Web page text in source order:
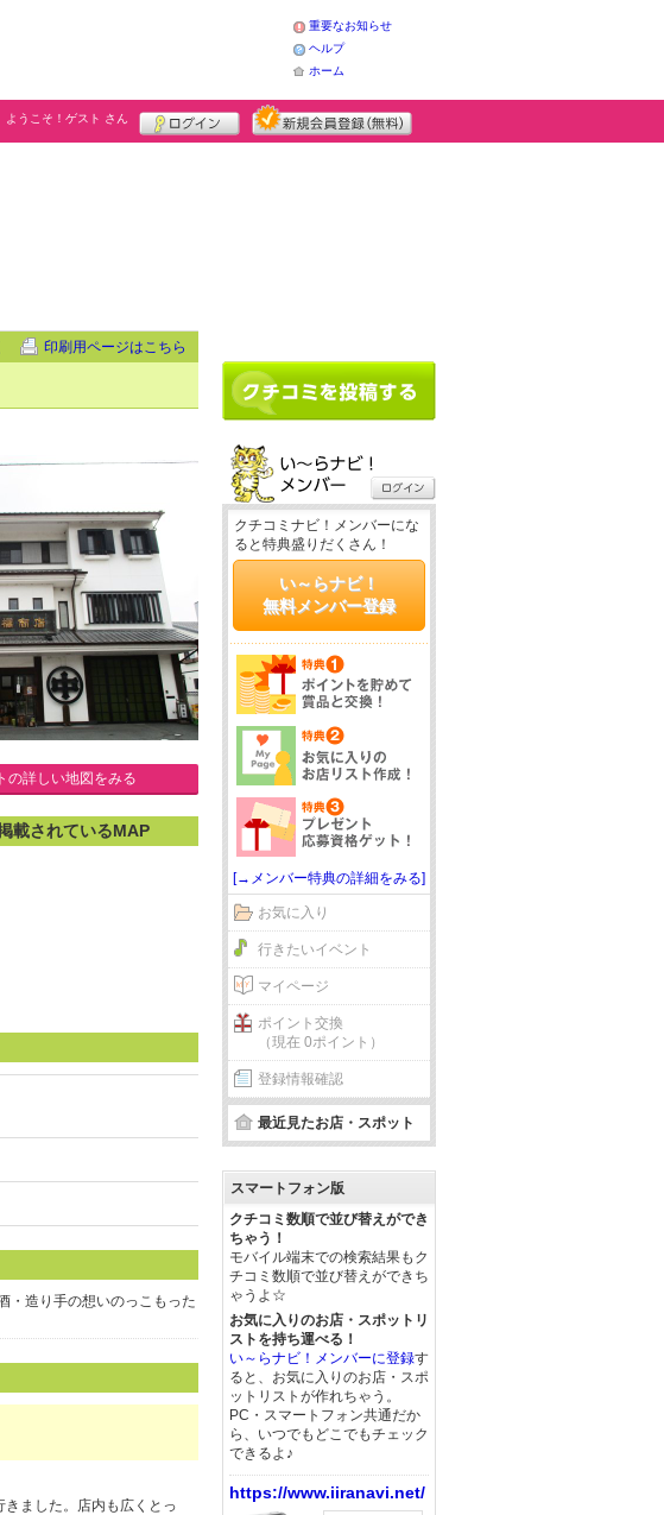
重要なお知らせ
ヘルプ
ホーム
ようこそ！ ゲスト さん
印刷用ページはこちら
の詳しい地図をみる
載されているMAP
・造り手の想いのっこもった
ました。店内も広くとっ
クチコミナビ！メンバーにな
ると特典盛りだくさん！
い～らナビ！
無料メンバー登録
[→メンバー特典の詳細をみる]
お気に入り
行きたいイベント
マイページ
ポイント交換
（現在 0ポイント）
登録情報確認
最近見たお店・スポット
スマートフォン版
クチコミ数順で並び替えができ
ちゃう！
モバイル端末での検索結果もク
チコミ数順で並び替えができち
ゃうよ☆
お気に入りのお店・スポットリ
ストを持ち運べる！
い～らナビ！メンバーに登録す
ると、お気に入りのお店・スポ
ットリストが作れちゃう。
PC・スマートフォン共通だか
ら、いつでもどこでもチェック
できるよ♪
https://www.iiranavi.net/